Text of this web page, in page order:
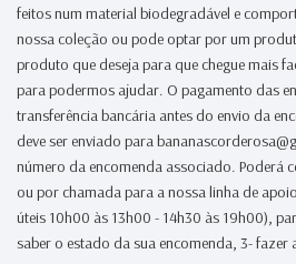
feitos num material biodegradável e
nossa coleção ou pode optar por um
produto que deseja para que chegue mais
para podermos ajudar. O pagamento das
transferência bancária antes do envio da
deve ser enviado para
número da encomenda associado. Poderá
ou por chamada para a nossa linha de
úteis 10h00 às 13h00 - 14h30 às 19h00),
saber o estado da sua encomenda, 3- fazer